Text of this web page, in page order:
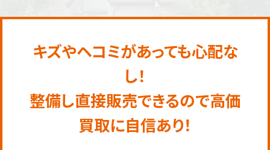
キズやヘコミがあっても心配な
し！
整備し直接販売できるので高価
買取に自信あり！